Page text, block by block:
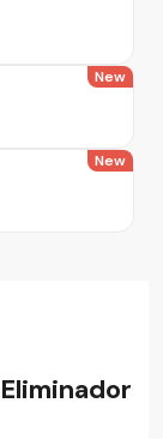
New
New
Eliminador